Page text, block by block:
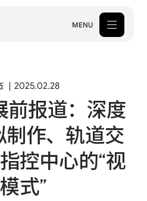
MENU
2025.02.28
前报道：深度
制作、轨道交
控中心的“视
式”